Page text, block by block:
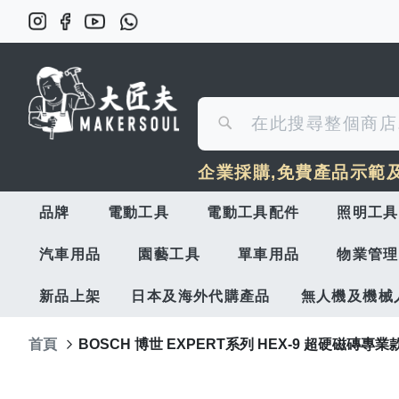
尋
搜
尋
企業採購,免費產品示範
品牌 電動工具 電動工具配件 照明工具
汽車用品 園藝工具 單車用品 物業管
新品上架 日本及海外代購產品 無人機及機械
首頁 BOSCH 博世 EXPERT系列 HEX-9 超硬磁磚專